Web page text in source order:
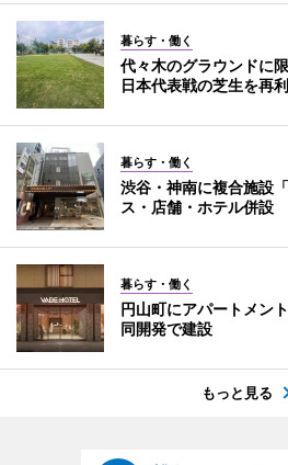
暮らす・働く
代々木のグラウンドに
日本代表戦の芝生を再
暮らす・働く
渋谷・神南に複合施設
ス・店舗・ホテル併設
暮らす・働く
円山町にアパートメン
同開発で建設
もっと見る